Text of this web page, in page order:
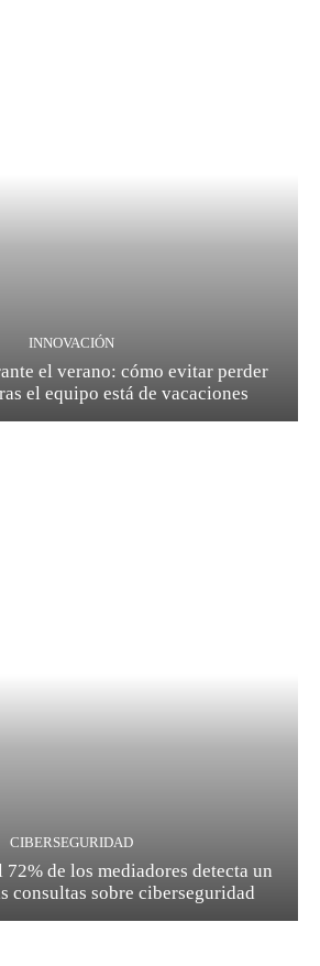
INNOVACIÓN
el verano: cómo evitar perder
el equipo está de vacaciones
CIBERSEGURIDAD
de los mediadores detecta un
consultas sobre ciberseguridad